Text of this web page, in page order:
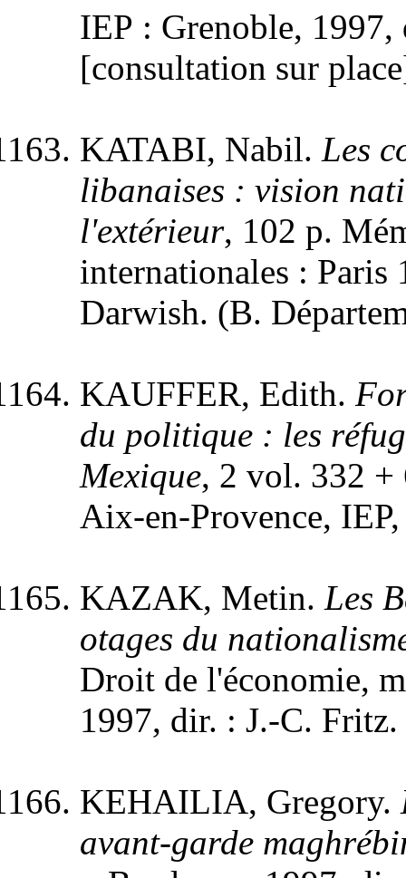
IEP : Grenoble,
[consultation sur
KATABI, Nabil. Les
libanaises : vision
l'extérieur, 102 p.
internationales :
Darwish. (B.
KAUFFER, Edith.
du politique : les
Mexique, 2 vol. 332
Aix-en-Provence,
KAZAK, Metin. Les
otages du
Droit de l'économie,
1997, dir. : J.-C.
KEHAILIA, Gregory.
avant-garde